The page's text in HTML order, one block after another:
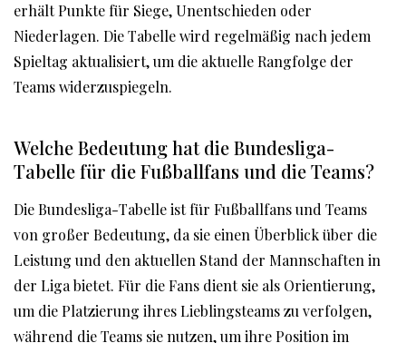
erhält Punkte für Siege, Unentschieden oder
Niederlagen. Die Tabelle wird regelmäßig nach jedem
Spieltag aktualisiert, um die aktuelle Rangfolge der
Teams widerzuspiegeln.
Welche Bedeutung hat die Bundesliga-
Tabelle für die Fußballfans und die Teams?
Die Bundesliga-Tabelle ist für Fußballfans und Teams
von großer Bedeutung, da sie einen Überblick über die
Leistung und den aktuellen Stand der Mannschaften in
der Liga bietet. Für die Fans dient sie als Orientierung,
um die Platzierung ihres Lieblingsteams zu verfolgen,
während die Teams sie nutzen, um ihre Position im